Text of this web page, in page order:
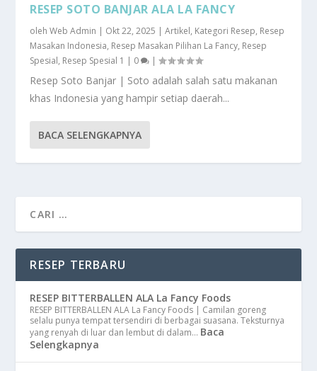
RESEP SOTO BANJAR ALA LA FANCY
olehWeb Admin | Okt 22, 2025 |Artikel, Kategori Resep, Resep
Masakan Indonesia, Resep Masakan Pilihan La Fancy, Resep
Spesial, Resep Spesial 1 | 0 |
Resep Soto Banjar | Soto adalah salah satu makanan
khas Indonesia yang hampir setiap daerah...
BACA SELENGKAPNYA
RESEP TERBARU
RESEP BITTERBALLEN ALA La Fancy Foods
RESEP BITTERBALLEN ALA La Fancy Foods | Camilan goreng
selalu punya tempat tersendiri di berbagai suasana. Teksturnya
yang renyah di luar dan lembut di dalam… Baca
Selengkapnya